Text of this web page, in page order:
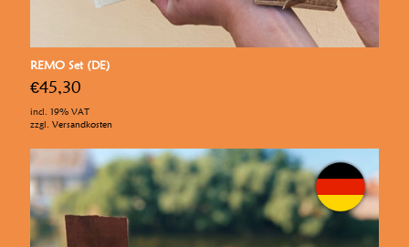
REMO Set (DE)
€45,30
incl. 19% VAT
zzgl. Versandkosten